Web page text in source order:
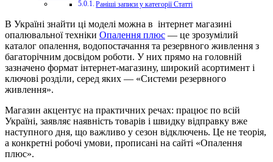
Раніші записи у категорії Статті
В Україні знайти ці моделі можна в інтернет магазині
опалювальної техніки Опалення плюс — це зрозумілий
каталог опалення, водопостачання та резервного живлення з
багаторічним досвідом роботи. У них прямо на головній
зазначено формат інтернет-магазину, широкий асортимент і
ключові розділи, серед яких — «Системи резервного
живлення».
Магазин акцентує на практичних речах: працює по всій
Україні, заявляє наявність товарів і швидку відправку вже
наступного дня, що важливо у сезон відключень. Це не теорія,
а конкретні робочі умови, прописані на сайті «Опалення
плюс».